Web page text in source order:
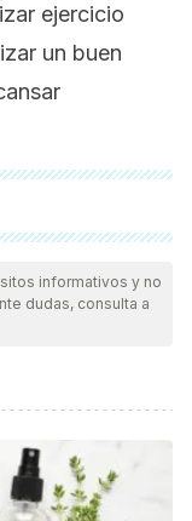
ejercicio
un buen
a profundidad por
confiabilidad,
artículo fue
A, Tosato M,
Santoliquido A,
informativos y no
dudas, consulta a